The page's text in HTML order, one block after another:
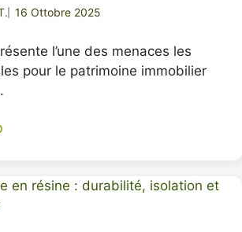
16 Ottobre 2025
l’une des menaces les
pour le patrimoine immobilier